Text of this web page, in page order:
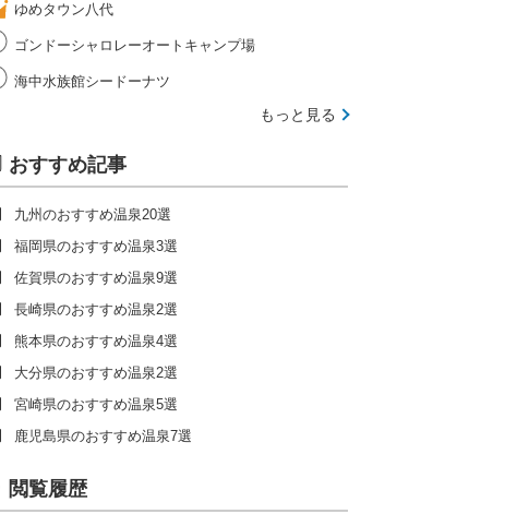
ゆめタウン八代
ゴンドーシャロレーオートキャンプ場
海中水族館シードーナツ
もっと見る
おすすめ記事
九州のおすすめ温泉20選
福岡県のおすすめ温泉3選
佐賀県のおすすめ温泉9選
長崎県のおすすめ温泉2選
熊本県のおすすめ温泉4選
大分県のおすすめ温泉2選
宮崎県のおすすめ温泉5選
鹿児島県のおすすめ温泉7選
閲覧履歴